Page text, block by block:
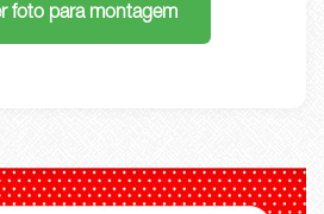
foto para montagem